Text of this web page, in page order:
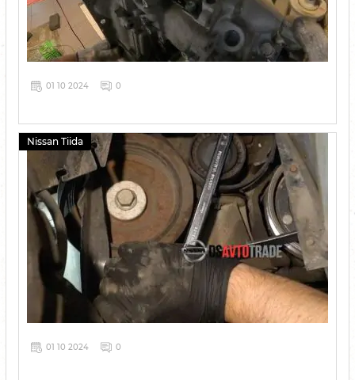
01 10 2024 0
Nissan Tiida
01 10 2024 0